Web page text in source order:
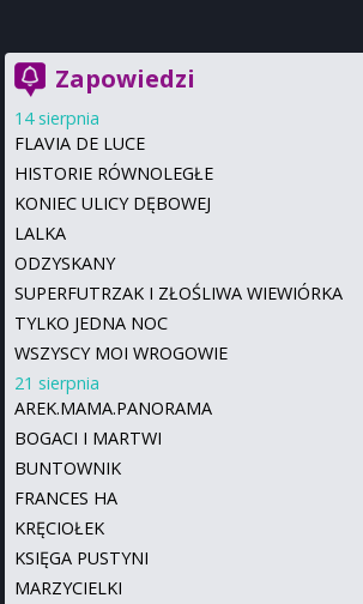
Zapowiedzi
14 sierpnia
FLAVIA DE LUCE
HISTORIE RÓWNOLEGŁE
KONIEC ULICY DĘBOWEJ
LALKA
ODZYSKANY
SUPERFUTRZAK I ZŁOŚLIWA WIEWIÓRKA
TYLKO JEDNA NOC
WSZYSCY MOI WROGOWIE
21 sierpnia
AREK.MAMA.PANORAMA
BOGACI I MARTWI
BUNTOWNIK
FRANCES HA
KRĘCIOŁEK
KSIĘGA PUSTYNI
MARZYCIELKI